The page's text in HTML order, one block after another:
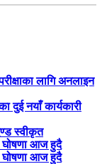
लागि अनलाइन
दुई नयाँ कार्यकारी
स्वीकृत
घोषणा आज हुदै
घोषणा आज हुदै